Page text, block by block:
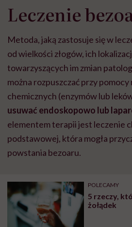
Leczenie
Metoda, jaką zastosuje się w
od wielkości złogów, ich
towarzyszących im zmian
można rozpuszczać przy
chemicznych (enzymów lub
usuwać endoskopowo lub
elementem terapii jest leczenie
podstawowej, która mogła
powstania bezoaru.
POLECAMY
5 rzeczy,
żołądek